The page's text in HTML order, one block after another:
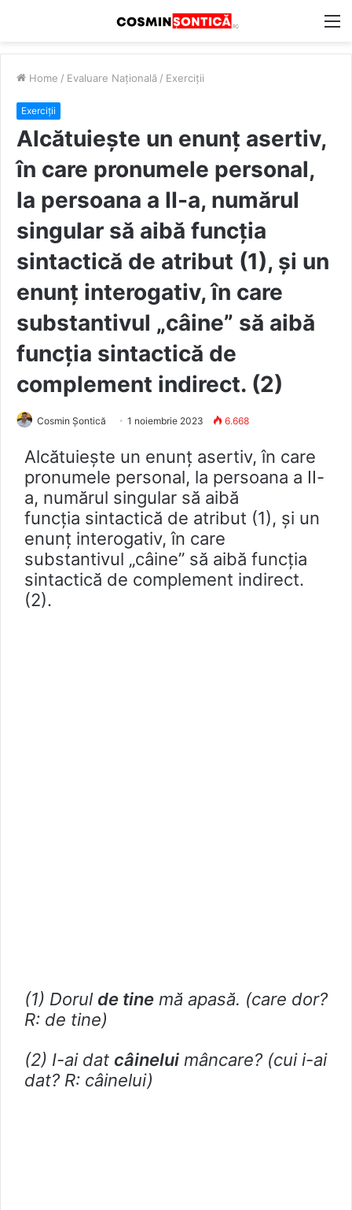
Home / Evaluare Națională / Exerciții
Exerciții
Alcătuiește un enunț asertiv,
în care pronumele personal,
la persoana a II-a, numărul
singular să aibă funcția
sintactică de atribut (1), și un
enunț interogativ, în care
substantivul „câine” să aibă
funcția sintactică de
complement indirect. (2)
Cosmin Șontică 1 noiembrie 2023 6.668
Alcătuiește un enunț asertiv, în care
pronumele personal, la persoana a II-
a, numărul singular să aibă
funcția sintactică de atribut (1), și un
enunț interogativ, în care
substantivul „câine” să aibă funcția
sintactică de complement indirect.
(2).
(1) Dorul de tine mă apasă. (care dor?
R: de tine)
(2) I-ai dat câinelui mâncare? (cui i-ai
dat? R: câinelui)